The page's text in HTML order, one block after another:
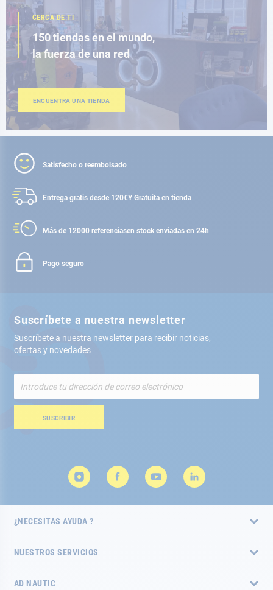
CERCA DE TI
150 tiendas en el mundo,
la fuerza de una red
ENCUENTRA UNA TIENDA
Satisfecho o reembolsado
Entrega gratis desde 120€Y Gratuita en tienda
Más de 12000 referenciasen stock enviadas en 24h
Pago seguro
Suscríbete a nuestra newsletter
Suscríbete a nuestra newsletter para recibir noticias,
ofertas y novedades
nuestro
de
SUSCRIBIR
¿NECESITAS AYUDA ?
NUESTROS SERVICIOS
AD NAUTIC